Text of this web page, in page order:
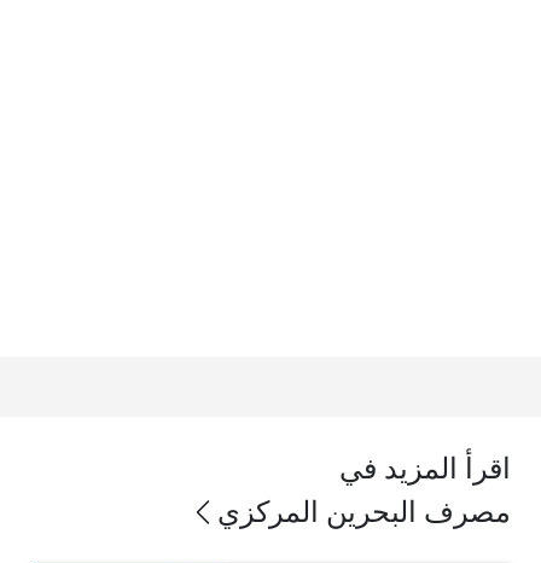
اقرأ المزيد في
مصرف البحرين المركزي